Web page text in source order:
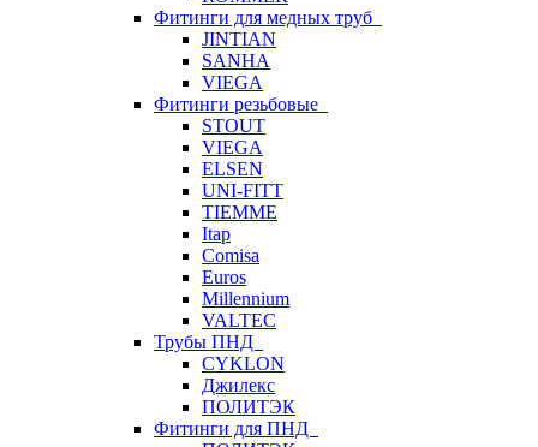
Фитинги для медных труб
JINTIAN
SANHA
VIEGA
Фитинги резьбовые
STOUT
VIEGA
ELSEN
UNI-FITT
TIEMME
Itap
Comisa
Euros
Millennium
VALTEC
Трубы ПНД
CYKLON
Джилекс
ПОЛИТЭК
Фитинги для ПНД